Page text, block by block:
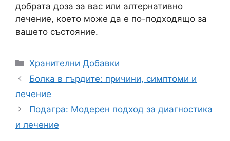
добрата доза за вас или алтернативно
лечение, което може да е по-подходящо за
вашето състояние.
Категории
Хранителни Добавки
Болка в гърдите: причини, симптоми и
лечение
Подагра: Модерен подход за диагностика
и лечение